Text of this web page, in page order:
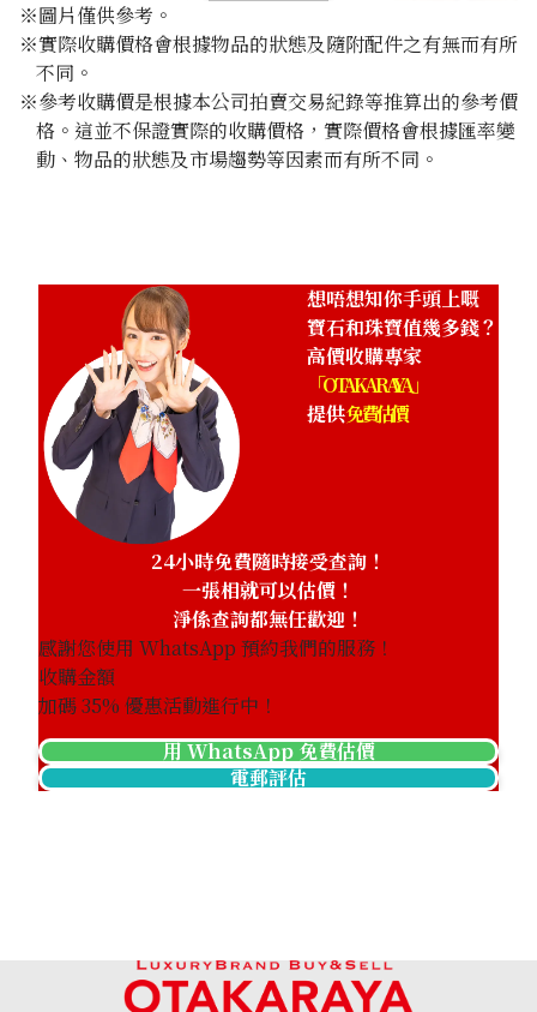
Jade brooch 0.51 ct
參考回收價
Jade brooch 78.46 ct
參考回收價
※圖片僅供參考。
※實際收購價格會根據物品的狀態及隨附配件之有無而有所
不同。
※參考收購價是根據本公司拍賣交易紀錄等推算出的參考價
格。這並不保證實際的收購價格，實際價格會根據匯率變
動、物品的狀態及市場趨勢等因素而有所不同。
想唔想知你手頭上嘅
寶石和珠寶值幾多錢？
高價收購專家
「OTAKARAYA」
提供免費估價
24小時免費隨時接受查詢！
一張相就可以估價！
淨係查詢都無任歡迎！
感謝您使用 WhatsApp 預約我們的服務！
收購金額
加碼35% 優惠活動進行中！
用 WhatsApp 免費估價
電郵評估